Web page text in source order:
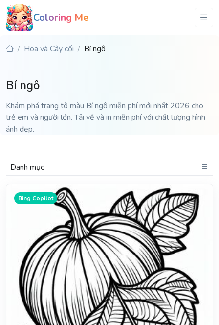
Coloring Me
Hoa và Cây cối Bí ngô
Bí ngô
Khám phá trang tô màu Bí ngô miễn phí mới nhất 2026 cho
trẻ em và người lớn. Tải về và in miễn phí với chất lượng hình
ảnh đẹp.
Danh mục
Bing Copilot